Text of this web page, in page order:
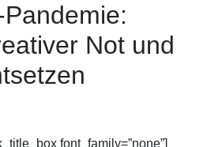
Not und
font_family=”none”]